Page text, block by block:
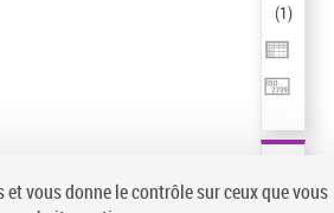
(1)
vous donne le contrôle sur ceux que vous